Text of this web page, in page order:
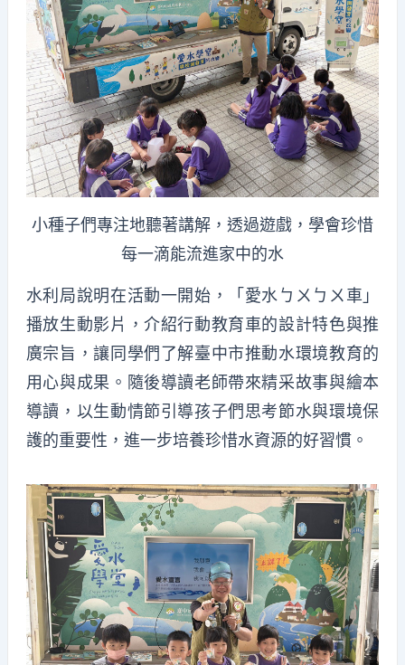
小種子們專注地聽著講解，透過遊戲，學會珍惜
每一滴能流進家中的水
水利局說明在活動一開始，「愛水ㄅㄨㄅㄨ車」
播放生動影片，介紹行動教育車的設計特色與推
廣宗旨，讓同學們了解臺中市推動水環境教育的
用心與成果。隨後導讀老師帶來精采故事與繪本
導讀，以生動情節引導孩子們思考節水與環境保
護的重要性，進一步培養珍惜水資源的好習慣。